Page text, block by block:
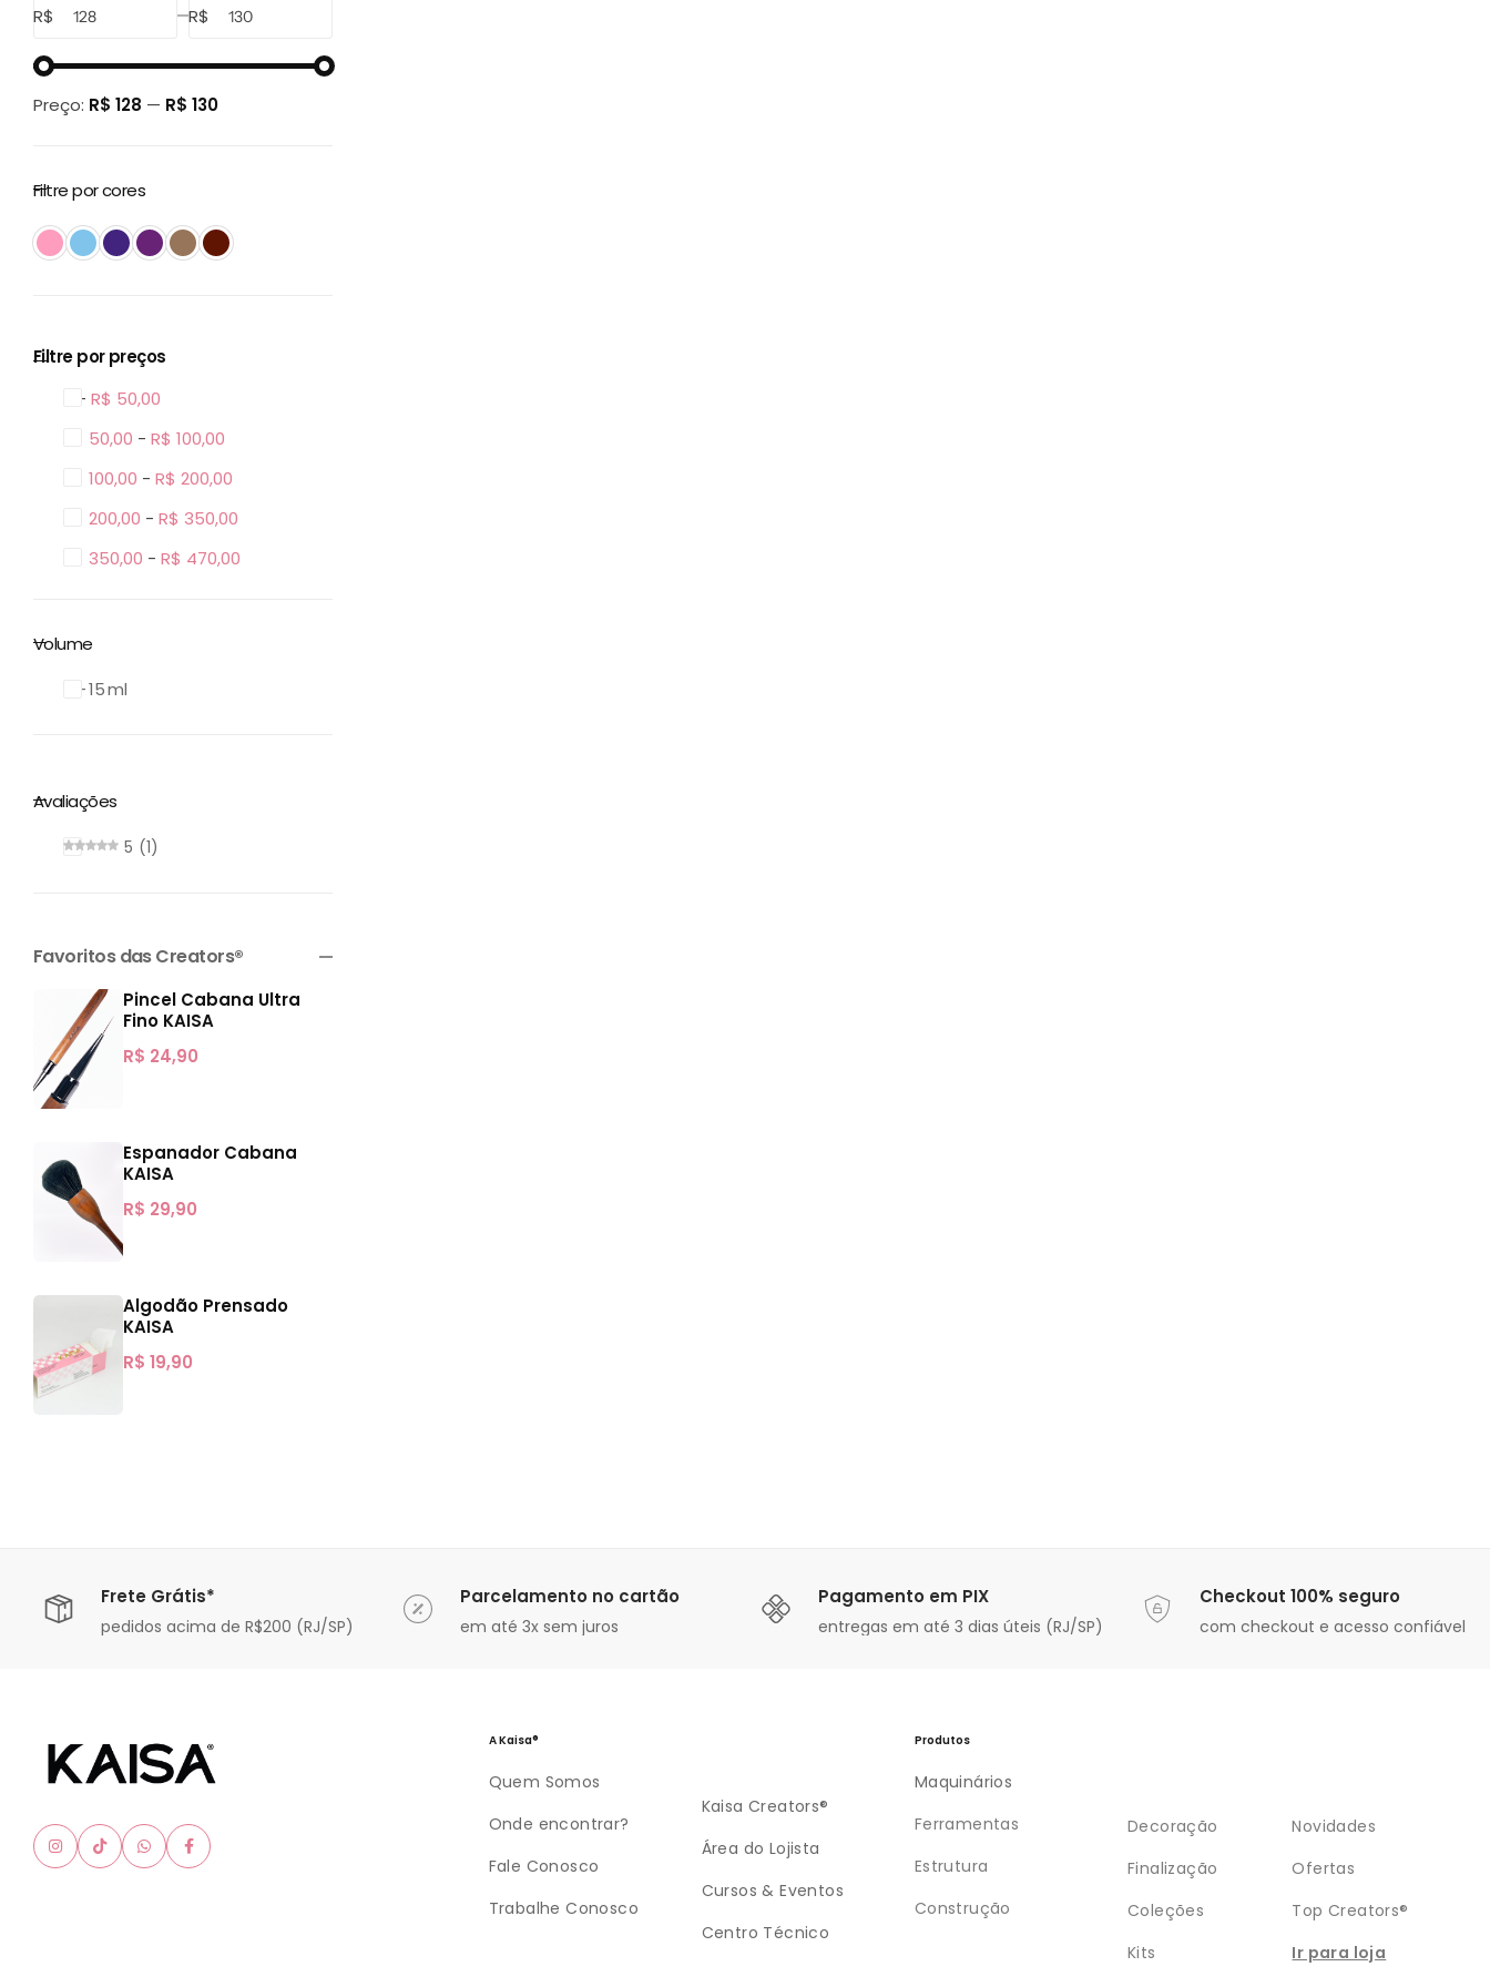
R$ R$
Preço: R$ 128 — R$ 130
Filtre por cores
Filtre por preços
0 - R$ 50,00
50,00 - R$ 100,00
100,00 - R$ 200,00
200,00 - R$ 350,00
350,00 - R$ 470,00
Volume
6 – 15 ml
Avaliações
5 1
Favoritos das Creators®
Pincel Cabana Ultra
Fino KAISA
R$ 24,90
Espanador Cabana
KAISA
R$ 29,90
Algodão Prensado
KAISA
R$ 19,90
Frete Grátis*
pedidos acima de R$200 (RJ/SP)
Parcelamento no cartão
em até 3x sem juros
Pagamento em PIX
entregas em até 3 dias úteis (RJ/SP)
Checkout 100% seguro
com checkout e acesso confiável
A Kaisa®
Quem Somos
Onde encontrar?
Fale Conosco
Trabalhe Conosco
Kaisa Creators®
Área do Lojista
Cursos & Eventos
Centro Técnico
Produtos
Maquinários
Ferramentas
Estrutura
Construção
Decoração
Finalização
Coleções
Kits
Novidades
Ofertas
Top Creators®
Ir para loja